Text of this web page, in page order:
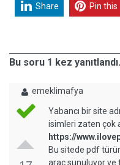
Share Pin this
Bu soru 1 kez yanıtlandı.
emeklimafya
Yabancı bir site
isimleri zaten çok
https://
Bu sitede pdf
araç sunuluyor ve